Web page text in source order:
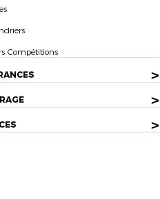
Compétitions
>
>
>